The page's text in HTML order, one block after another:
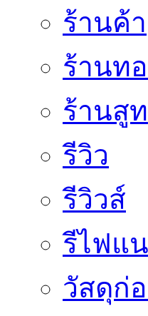
ร้านค้า
ร้านท
ร้านสูท
รีวิว
รีวิวส์
รีไฟแ
วัสดุก่